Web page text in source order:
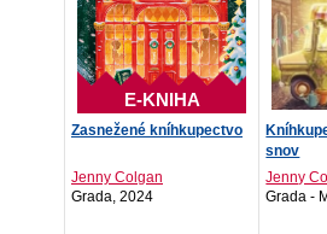
E-KNIHA
Zasnežené kníhkupectvo
Jenny Colgan
Grada, 2024
snov
Jenny
Grada -